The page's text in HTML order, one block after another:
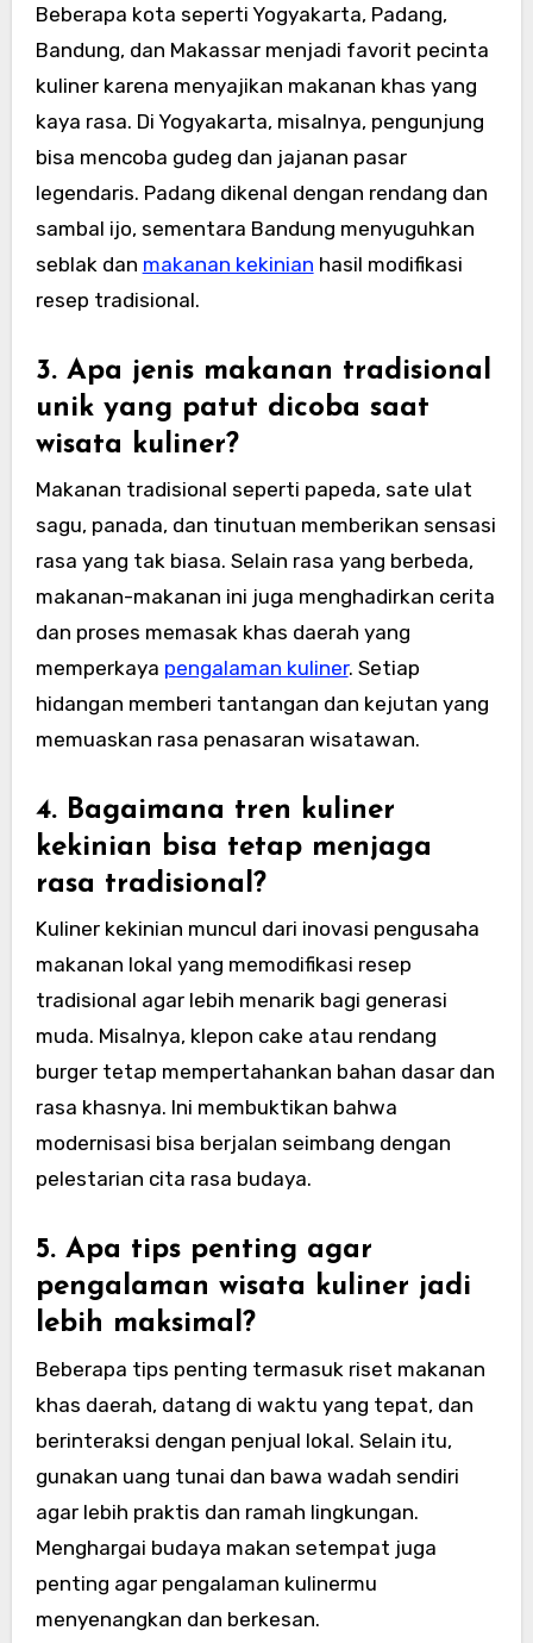
Beberapa kota seperti Yogyakarta, Padang,
Bandung, dan Makassar menjadi favorit pecinta
kuliner karena menyajikan makanan khas yang
kaya rasa. Di Yogyakarta, misalnya, pengunjung
bisa mencoba gudeg dan jajanan pasar
legendaris. Padang dikenal dengan rendang dan
sambal ijo, sementara Bandung menyuguhkan
seblak dan makanan kekinian hasil modifikasi
resep tradisional.
3. Apa jenis makanan tradisional
unik yang patut dicoba saat
wisata kuliner?
Makanan tradisional seperti papeda, sate ulat
sagu, panada, dan tinutuan memberikan sensasi
rasa yang tak biasa. Selain rasa yang berbeda,
makanan-makanan ini juga menghadirkan cerita
dan proses memasak khas daerah yang
memperkaya pengalaman kuliner. Setiap
hidangan memberi tantangan dan kejutan yang
memuaskan rasa penasaran wisatawan.
4. Bagaimana tren kuliner
kekinian bisa tetap menjaga
rasa tradisional?
Kuliner kekinian muncul dari inovasi pengusaha
makanan lokal yang memodifikasi resep
tradisional agar lebih menarik bagi generasi
muda. Misalnya, klepon cake atau rendang
burger tetap mempertahankan bahan dasar dan
rasa khasnya. Ini membuktikan bahwa
modernisasi bisa berjalan seimbang dengan
pelestarian cita rasa budaya.
5. Apa tips penting agar
pengalaman wisata kuliner jadi
lebih maksimal?
Beberapa tips penting termasuk riset makanan
khas daerah, datang di waktu yang tepat, dan
berinteraksi dengan penjual lokal. Selain itu,
gunakan uang tunai dan bawa wadah sendiri
agar lebih praktis dan ramah lingkungan.
Menghargai budaya makan setempat juga
penting agar pengalaman kulinermu
menyenangkan dan berkesan.